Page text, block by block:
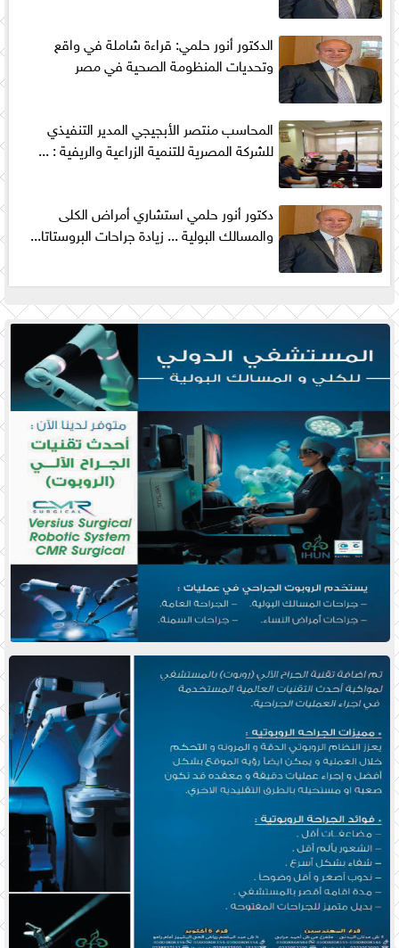
الدكتور أنور حلمي: قراءة شاملة في واقع
وتحديات المنظومة الصحية في مصر
المحاسب منتصر الأبجيجي المدير التنفيذي
للشركة المصرية للتنمية الزراعية والريفية : ...
دكتور أنور حلمي استشاري أمراض الكلى
والمسالك البولية ... زيادة جراحات البروستاتا...